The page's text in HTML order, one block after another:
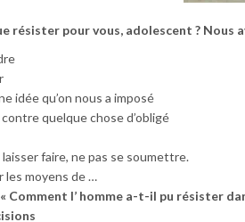
résister pour vous, adolescent ? Nous
idée qu’on nous a imposé
quelque chose d’obligé
laisser faire, ne pas se soumettre.
les moyens de …
Comment l’ homme a-t-il pu résister